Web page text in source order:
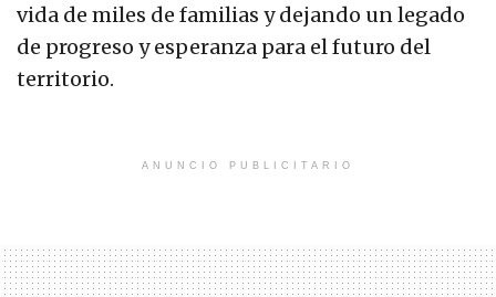
vida de miles de familias y dejando un legado
de progreso y esperanza para el futuro del
territorio.
ANUNCIO PUBLICITARIO